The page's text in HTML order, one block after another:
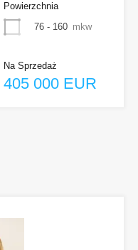
Powierzchnia
76 - 160 mkw
Na Sprzedaż
405 000 EUR